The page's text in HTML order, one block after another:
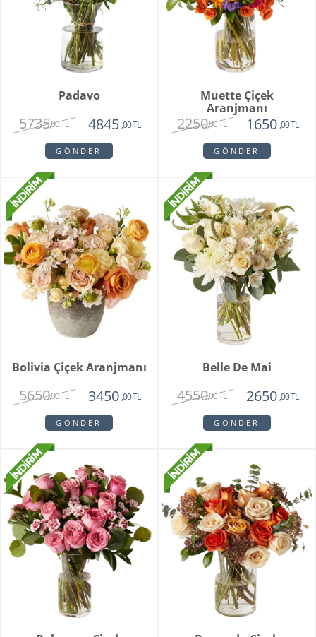
Padavo
5735,00 TL 4845 ,00 TL
GÖNDER
Muette Çiçek
Aranjmanı
2250,00 TL 1650 ,00 TL
GÖNDER
Bolivia Çiçek Aranjmanı
5650,00 TL 3450 ,00 TL
GÖNDER
Belle De Mai
4550,00 TL 2650 ,00 TL
GÖNDER